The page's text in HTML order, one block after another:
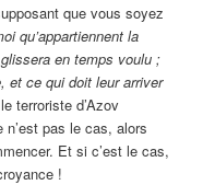
que vous soyez
qu’appartiennent la
en temps voulu ;
et ce qui doit leur arriver
terroriste d’Azov
pas le cas, alors
Et si c’est le cas,
!